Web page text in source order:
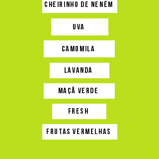
Cheirinho de neném
Uva
Camomila
lavanda
maçã verde
fresh
frutas vermelhas